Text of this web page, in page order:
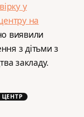
у
на
виявили
з дітьми з
закладу.
ЦЕНТР